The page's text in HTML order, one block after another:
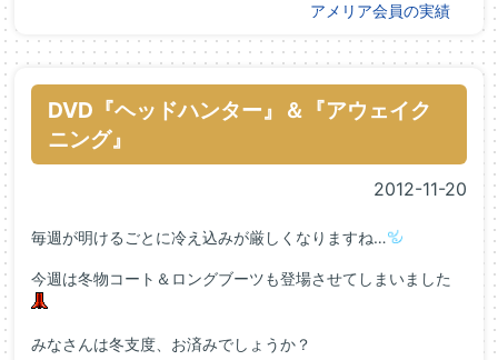
アメリア会員の実績
DVD『ヘッドハンター』＆『アウェイク
ニング』
2012-11-20
毎週が明けるごとに冷え込みが厳しくなりますね…
今週は冬物コート＆ロングブーツも登場させてしまいました
みなさんは冬支度、お済みでしょうか？